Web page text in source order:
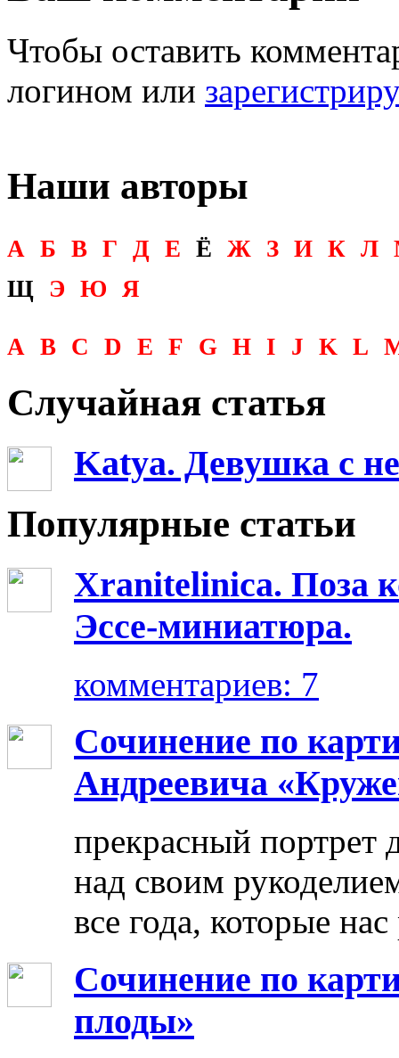
Чтобы оставить
логином или
Наши авторы
А Б В Г Д Е Ё Ж З И К Л
Щ Э Ю Я
A B C D E F G H I J K L
Случайная статья
Katya. Девушка с
Популярные статьи
Xranitelinica. Поза
Эссе-миниатюра.
комментариев: 7
Сочинение по
Андреевича
прекрасный портрет
над своим
все года, которые
Сочинение по
плоды»